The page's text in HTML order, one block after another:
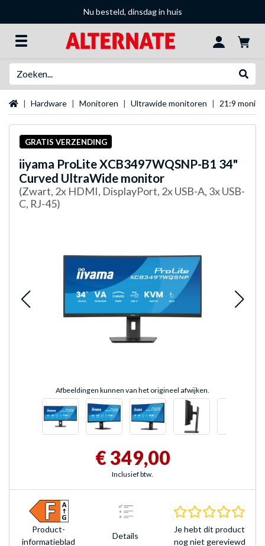
Nu besteld, dinsdag in huis
Startpagina
Hardware Monitoren Ultrawide monitoren 21:9
GRATIS VERZENDING
iiyama ProLite XCB3497WQSNP-B1 34"
Curved UltraWide monitor
(Zwart, 2x HDMI, DisplayPort, 2x USB-A, 3x USB-
C, RJ-45)
Afbeeldingen kunnen van het origineel afwijken.
€ 349,00
Inclusief btw.
Product­
informatieblad
Details
Je hebt dit product
nog niet gereviewd